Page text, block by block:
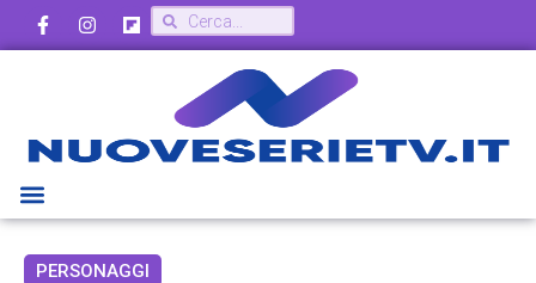
PERSONAGGI